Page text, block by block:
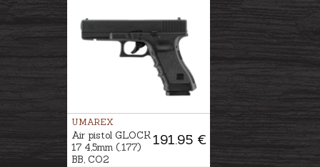
UMAREX
191.95 €
Air pistol GLOCK
17 4,5mm (.177)
BB, CO2